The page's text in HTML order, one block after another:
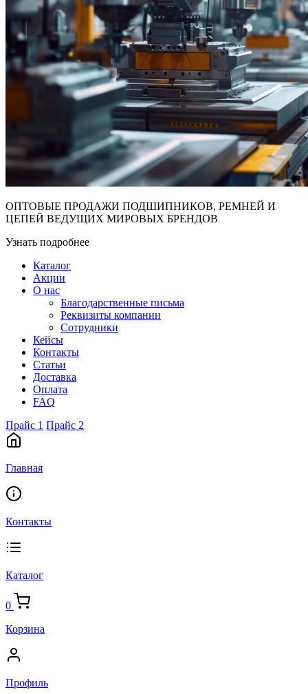
ОПТОВЫЕ ПРОДАЖИ ПОДШИПНИКОВ, РЕМНЕЙ И
ЦЕПЕЙ ВЕДУЩИХ МИРОВЫХ БРЕНДОВ
Узнать подробнее
Каталог
Акции
О нас
Благодарственные письма
Реквизиты компании
Сотрудники
Кейсы
Контакты
Статьи
Доставка
Оплата
FAQ
Прайс 1 Прайс 2
Главная
Контакты
Каталог
0
Корзина
Профиль